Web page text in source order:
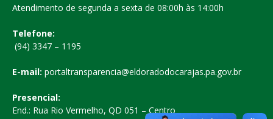
Atendimento de segunda a sexta de 08:00h às 14:00h
Telefone:
(94) 3347 – 1195
E-mail: portaltransparencia@eldoradodocarajas.pa.gov.br
Presencial:
End.: Rua Rio Vermelho, QD 051 – Centro